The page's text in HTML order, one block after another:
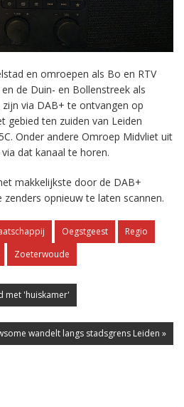
en omroepen als Bo en RTV
de Duin- en Bollenstreek als
via DAB+ te ontvangen op
gebied ten zuiden van Leiden
Onder andere Omroep Midvliet uit
dat kanaal te horen.
makkelijkste door de DAB+
opnieuw te laten scannen.
Oegstgeest
Regio
Zoeterwoude
met 'huiskamer'
wandelt langs stadsgrens Leiden »